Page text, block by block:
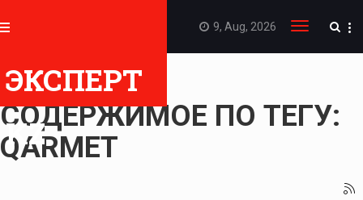
ЭКСПЕРТ
KZ
9, Aug, 2026
Toggle
ПОКАЗАТЬ
СОДЕРЖИМОЕ ПО ТЕГУ:
QARMET